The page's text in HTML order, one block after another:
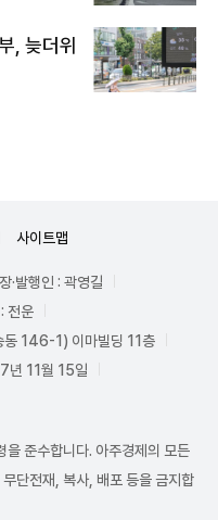
, 늦더위
사이트맵
·발행인 : 곽영길
전운
동 146-1) 이마빌딩 11층
년 11월 15일
을 준수합니다. 아주경제의 모든
단전재, 복사, 배포 등을 금지합